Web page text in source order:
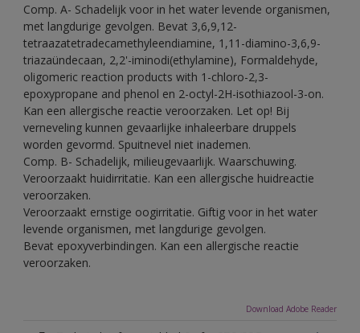
Comp. A- Schadelijk voor in het water levende organismen,
met langdurige gevolgen. Bevat 3,6,9,12-
tetraazatetradecamethyleendiamine, 1,11-diamino-3,6,9-
triazaündecaan, 2,2'-iminodi(ethylamine), Formaldehyde,
oligomeric reaction products with 1-chloro-2,3-
epoxypropane and phenol en 2-octyl-2H-isothiazool-3-on.
Kan een allergische reactie veroorzaken. Let op! Bij
verneveling kunnen gevaarlijke inhaleerbare druppels
worden gevormd. Spuitnevel niet inademen.
Comp. B- Schadelijk, milieugevaarlijk. Waarschuwing.
Veroorzaakt huidirritatie. Kan een allergische huidreactie
veroorzaken.
Veroorzaakt ernstige oogirritatie. Giftig voor in het water
levende organismen, met langdurige gevolgen.
Bevat epoxyverbindingen. Kan een allergische reactie
veroorzaken.
Download Adobe Reader